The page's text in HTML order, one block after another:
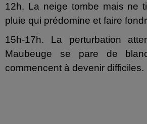
12h. La neige tombe mais ne
pluie qui prédomine et faire
15h-17h. La perturbation
Maubeuge se pare de
commencent à devenir difficiles.